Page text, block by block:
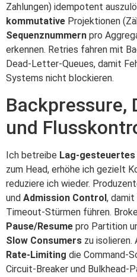
Zahlungen) idempotent
kommutative Projektionen
Sequenznummern pro
erkennen. Retries fahren mit
Dead‑Letter‑Queues, damit
Systems nicht blockieren.
Backpressure,
und
Ich betreibe Lag‑gesteuertes
zum Head, erhöhe ich gezielt
reduziere ich wieder.
und Admission Control ,
Timeout‑Stürmen führen.
Pause/Resume pro Partition
Slow Consumers zu isolieren.
Rate‑Limiting die
Circuit‑Breaker und